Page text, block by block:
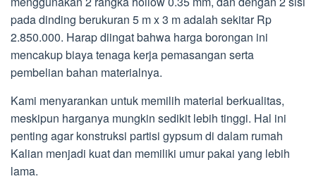
pada dinding berukuran 5 m x 3 m adalah sekitar Rp
2.850.000. Harap diingat bahwa harga borongan ini
mencakup biaya tenaga kerja pemasangan serta
pembelian bahan materialnya.
Kami menyarankan untuk memilih material berkualitas,
meskipun harganya mungkin sedikit lebih tinggi. Hal ini
penting agar konstruksi partisi gypsum di dalam rumah
Kalian menjadi kuat dan memiliki umur pakai yang lebih
lama.